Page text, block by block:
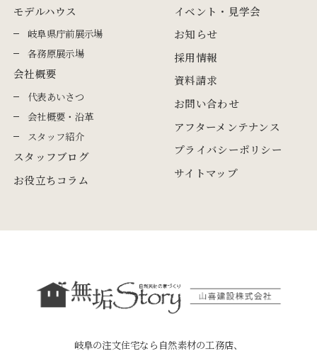
モデルハウス
岐阜県庁前展示場
各務原展示場
会社概要
代表あいさつ
会社概要・沿革
スタッフ紹介
スタッフブログ
お役立ちコラム
イベント・見学会
お知らせ
採用情報
資料請求
お問い合わせ
アフターメンテナンス
プライバシーポリシー
サイトマップ
岐阜の注文住宅なら自然素材の工務店、